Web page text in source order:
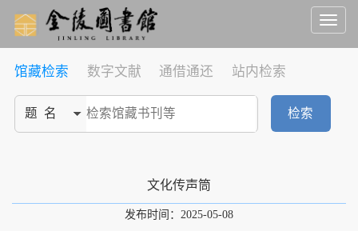
Toggle
馆藏检索 数字文献 通借通还 站内检索
检索
文化传声筒
发布时间：2025-05-08